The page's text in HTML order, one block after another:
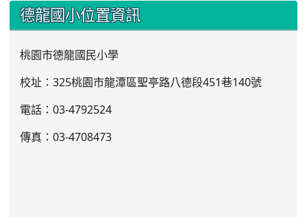
::: 德龍國小位置資訊
桃園市德龍國民小學
校址：325桃園市龍潭區聖亭路八德段451巷140號
電話：03-4792524
傳真：03-4708473